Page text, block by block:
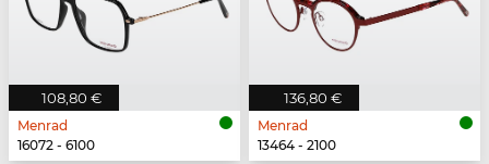
108,80 €
Menrad
16072 - 6100
136,80 €
Menrad
13464 - 2100